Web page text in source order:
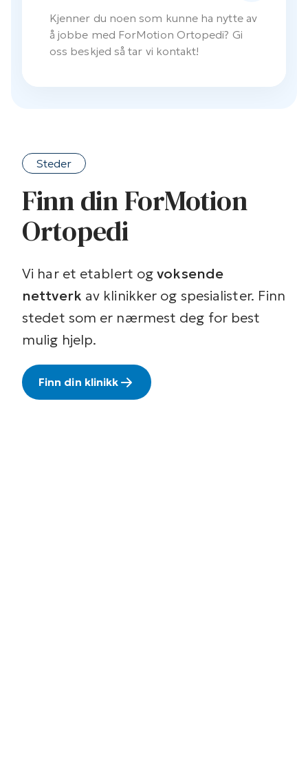
Kjenner du noen som kunne ha nytte av
å jobbe med ForMotion Ortopedi? Gi
oss beskjed så tar vi kontakt!
Steder
Finn din ForMotion
Ortopedi
Vi har et etablert ogvoksende
nettverk av klinikker og spesialister. Finn
stedet som er nærmest deg for best
mulig hjelp.
Finn din klinikk